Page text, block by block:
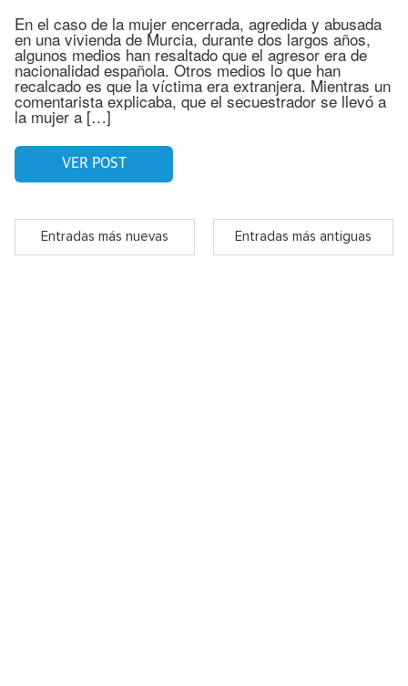
En el caso de la mujer encerrada, agredida y abusada
en una vivienda de Murcia, durante dos largos años,
algunos medios han resaltado que el agresor era de
nacionalidad española. Otros medios lo que han
recalcado es que la víctima era extranjera. Mientras un
comentarista explicaba, que el secuestrador se llevó a
la mujer a […]
VER POST
Entradas más nuevas Entradas más antiguas